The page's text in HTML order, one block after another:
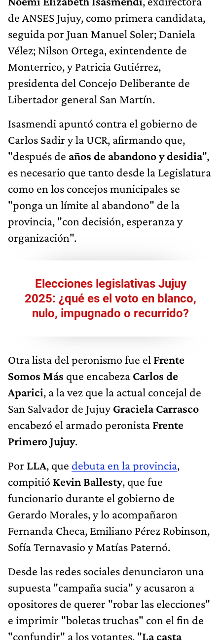
de ANSES Jujuy, como primera candidata,
seguida por Juan Manuel Soler; Daniela
Vélez; Nilson Ortega, exintendente de
Monterrico, y Patricia Gutiérrez,
presidenta del Concejo Deliberante de
Libertador general San Martín.
Isasmendi apuntó contra el gobierno de
Carlos Sadir y la UCR, afirmando que,
"después de años de abandono y desidia",
es necesario que tanto desde la Legislatura
como en los concejos municipales se
"ponga un límite al abandono" de la
provincia, "con decisión, esperanza y
organización".
Elecciones legislativas Jujuy
2025: ¿qué es el voto en blanco,
nulo, impugnado o recurrido?
Otra lista del peronismo fue el Frente
Somos Más que encabeza Carlos de
Aparici, a la vez que la actual concejal de
San Salvador de JujuyGraciela Carrasco
encabezó el armado peronista Frente
Primero Jujuy.
Por LLA, que debuta en la provincia,
compitió Kevin Ballesty, que fue
funcionario durante el gobierno de
Gerardo Morales, y lo acompañaron
Fernanda Checa, Emiliano Pérez Robinson,
Sofía Ternavasio y Matías Paternó.
Desde las redes sociales denunciaron una
supuesta "campaña sucia" y acusaron a
opositores de querer "robar las elecciones"
e imprimir "boletas truchas" con el fin de
"confundir" a los votantes. "La casta